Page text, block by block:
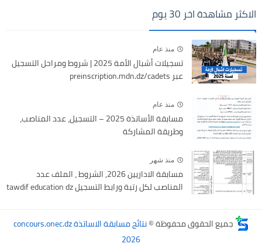
الاكثر مشاهدة اخر 30 يوم
منذ عام
تسجيلات أشبال الأمة 2025 | شروط ومراحل التسجيل
عبر preinscription.mdn.dz/cadets
منذ عام
مسابقة الأساتذة 2025 – التسجيل، عدد المناصب،
وطريقة المشاركة
منذ شهر
مسابقة الاداريين 2026, الشروط ، الملف عدد
المناصب لكل رتبة ورابط التسجيل tawdif education dz
جميع الحقوق محفوظة ©
نتائج مسابقة الاساتذة concours.onec.dz
2026